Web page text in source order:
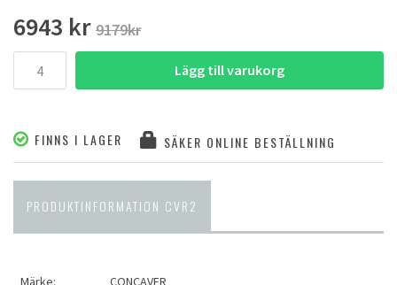
6943 kr 9179kr
Lägg till varukorg
FINNS I LAGER SÄKER ONLINE BESTÄLLNING
PRODUKTINFORMATION CVR2
Märke: CONCAVER